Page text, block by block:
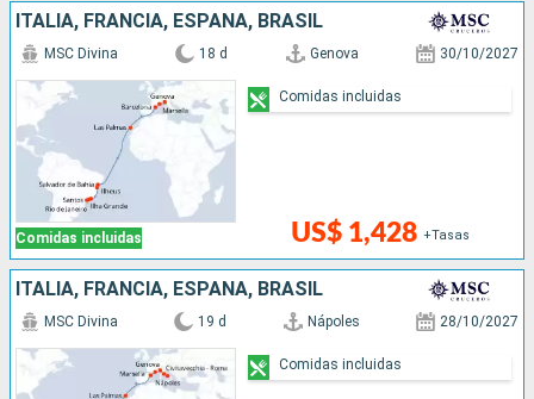
ITALIA, FRANCIA, ESPAÑA, BRASIL
Comidas incluidas
MSC Divina 18 d Genova 30/10/2027
US$ 1,428 +Tasas
Comidas incluidas
ITALIA, FRANCIA, ESPAÑA, BRASIL
MSC Divina 19 d Nápoles 28/10/2027
Comidas incluidas